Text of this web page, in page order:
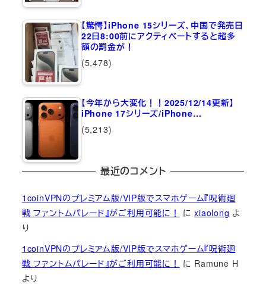
【驚愕】iPhone 15シリーズ、中国で発売日
22日8:00前にアクティベートすると超多
額の罰金が！
(5,478)
【今年から大変化！！2025/12/14更新】
iPhone 17シリーズ/iPhone…
(5,213)
最近のコメント
1coinVPNのプレミアム版/VIP版でスマホゲーム『呪術廻
戦 ファントムパレード』がご利用可能に！
にxiaolong よ
り
1coinVPNのプレミアム版/VIP版でスマホゲーム『呪術廻
戦 ファントムパレード』がご利用可能に！
に Ramune H
より